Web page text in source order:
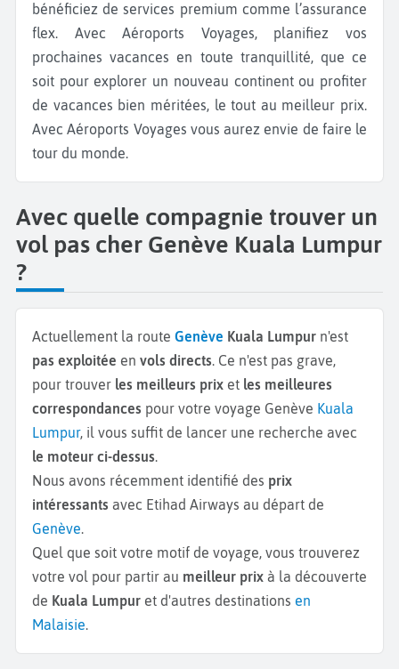
bénéficiez de services premium comme l’assurance
flex. Avec Aéroports Voyages, planifiez vos
prochaines vacances en toute tranquillité, que ce
soit pour explorer un nouveau continent ou profiter
de vacances bien méritées, le tout au meilleur prix.
Avec Aéroports Voyages vous aurez envie de faire le
tour du monde.
Avec quelle compagnie trouver un
vol pas cher Genève Kuala Lumpur
?
Actuellement la route Genève Kuala Lumpur n'est
pas exploitée en vols directs. Ce n'est pas grave,
pour trouver les meilleurs prix et les meilleures
correspondances pour votre voyage Genève Kuala
Lumpur, il vous suffit de lancer une recherche avec
le moteur ci-dessus.
Nous avons récemment identifié des prix
intéressants avec Etihad Airways au départ de
Genève.
Quel que soit votre motif de voyage, vous trouverez
votre vol pour partir au meilleur prix à la découverte
de Kuala Lumpur et d'autres destinations en
Malaisie.